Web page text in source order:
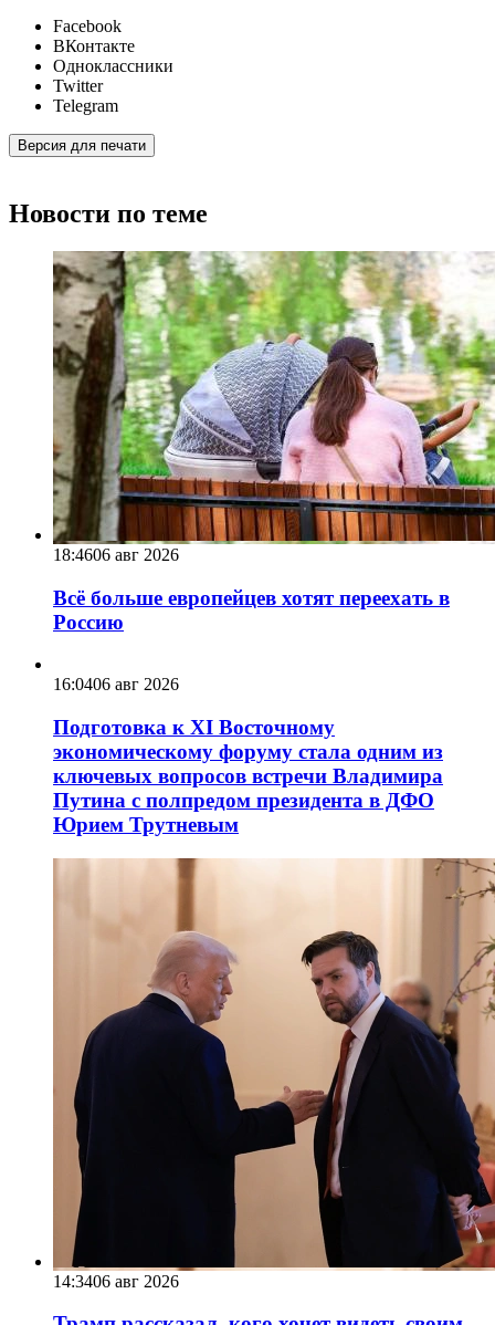
Facebook
ВКонтакте
Одноклассники
Twitter
Telegram
Версия для печати
Новости по теме
18:4606 авг 2026
Всё больше европейцев хотят переехать в
Россию
16:0406 авг 2026
Подготовка к XI Восточному
экономическому форуму стала одним из
ключевых вопросов встречи Владимира
Путина с полпредом президента в ДФО
Юрием Трутневым
14:3406 авг 2026